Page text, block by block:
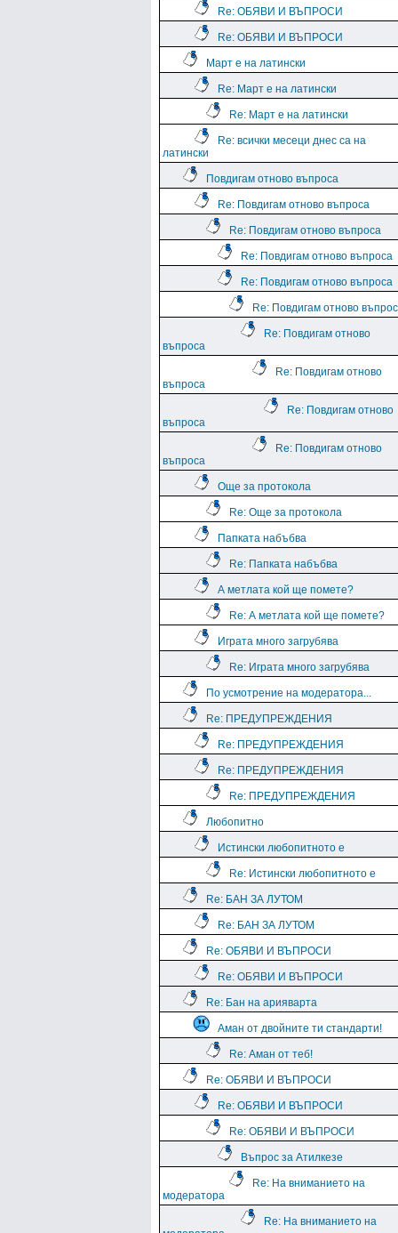
Re: ОБЯВИ И ВЪПРОСИ
Re: ОБЯВИ И ВЪПРОСИ
Март е на латински
Re: Март е на латински
Re: Март е на латински
Re: всички месеци днес са на
латински
Повдигам отново въпроса
Re: Повдигам отново въпроса
Re: Повдигам отново въпроса
Re: Повдигам отново въпроса
Re: Повдигам отново въпроса
Re: Повдигам отново
Re: Повдигам отново
въпроса
Re: Повдигам отново
въпроса
Re: Повдигам отново
въпроса
Re: Повдигам отново
въпроса
Още за протокола
Re: Още за протокола
Папката набъбва
Re: Папката набъбва
А метлата кой ще помете?
Re: А метлата кой ще помете?
Играта много загрубява
Re: Играта много загрубява
По усмотрение на модератора...
Re: ПРЕДУПРЕЖДЕНИЯ
Re: ПРЕДУПРЕЖДЕНИЯ
Re: ПРЕДУПРЕЖДЕНИЯ
Re: ПРЕДУПРЕЖДЕНИЯ
Любопитно
Истински любопитното е
Re: Истински любопитното е
Re: БАН ЗА ЛУТОМ
Re: БАН ЗА ЛУТОМ
Re: ОБЯВИ И ВЪПРОСИ
Re: ОБЯВИ И ВЪПРОСИ
Re: Бан на арияварта
Аман от двойните ти стандарти!
Re: Аман от теб!
Re: ОБЯВИ И ВЪПРОСИ
Re: ОБЯВИ И ВЪПРОСИ
Re: ОБЯВИ И ВЪПРОСИ
Въпрос за Атилкезе
Re: На вниманието на
модератора
Re: На вниманието на